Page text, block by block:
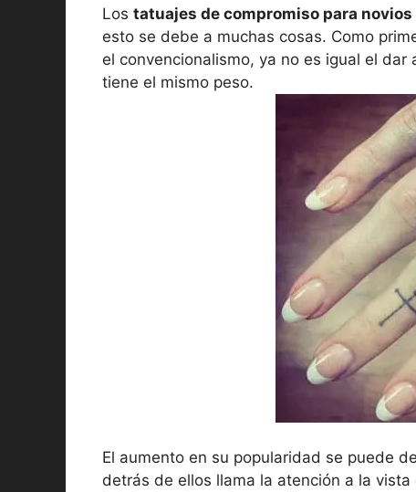
Los tatuajes de compromiso para novios
esto se debe a muchas cosas. Como
el convencionalismo, ya no es igual el
tiene el mismo peso.
El aumento en su popularidad se puede
detrás de ellos llama la atención a la